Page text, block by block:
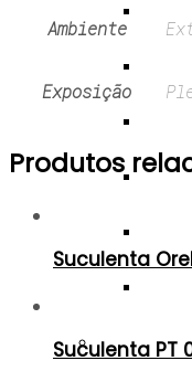
Ambiente
Exposição
Produtos
Suculenta
Suculenta PT